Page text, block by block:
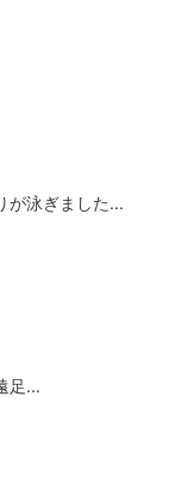
が泳ぎました...
足...